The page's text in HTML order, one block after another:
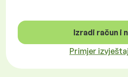
Izradi račun i
Primjer